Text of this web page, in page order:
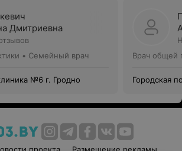
Дмитриевна
• Семейный врач
№6 г. Гродно
Врач общей
Городская